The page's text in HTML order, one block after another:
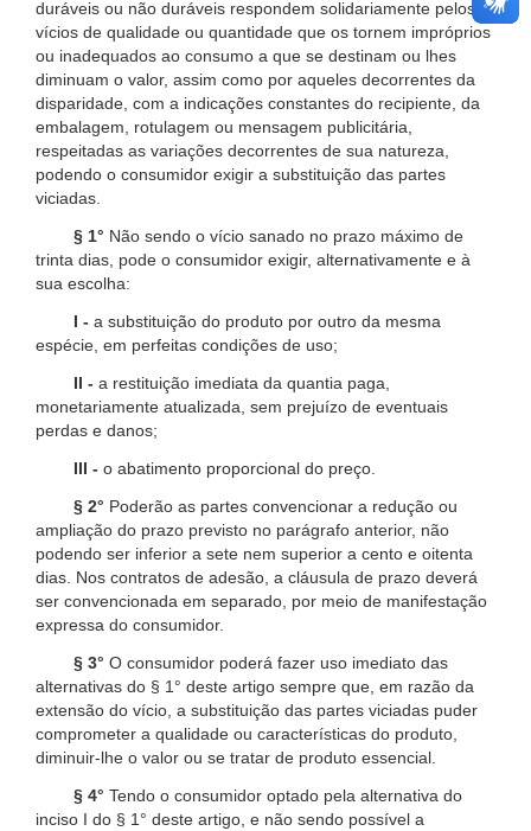
duráveis ou não duráveis respondem solidariamente pelos
vícios de qualidade ou quantidade que os tornem impróprios
ou inadequados ao consumo a que se destinam ou lhes
diminuam o valor, assim como por aqueles decorrentes da
disparidade, com a indicações constantes do recipiente, da
embalagem, rotulagem ou mensagem publicitária,
respeitadas as variações decorrentes de sua natureza,
podendo o consumidor exigir a substituição das partes
viciadas.
§ 1° Não sendo o vício sanado no prazo máximo de
trinta dias, pode o consumidor exigir, alternativamente e à
sua escolha:
I - a substituição do produto por outro da mesma
espécie, em perfeitas condições de uso;
II - a restituição imediata da quantia paga,
monetariamente atualizada, sem prejuízo de eventuais
perdas e danos;
III - o abatimento proporcional do preço.
§ 2° Poderão as partes convencionar a redução ou
ampliação do prazo previsto no parágrafo anterior, não
podendo ser inferior a sete nem superior a cento e oitenta
dias. Nos contratos de adesão, a cláusula de prazo deverá
ser convencionada em separado, por meio de manifestação
expressa do consumidor.
§ 3° O consumidor poderá fazer uso imediato das
alternativas do § 1° deste artigo sempre que, em razão da
extensão do vício, a substituição das partes viciadas puder
comprometer a qualidade ou características do produto,
diminuir-lhe o valor ou se tratar de produto essencial.
§ 4° Tendo o consumidor optado pela alternativa do
inciso I do § 1° deste artigo, e não sendo possível a